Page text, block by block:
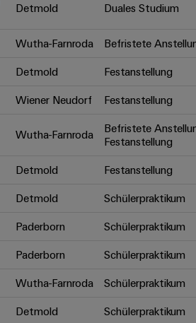
Detmold Duales Studium
Wutha-Farnroda Befristete
Detmold Festanstellung
Wiener Neudorf Festanstellung
Wutha-Farnroda
Befristete
Festanstellung
Detmold Festanstellung
Detmold Schülerpraktikum
Paderborn Schülerpraktikum
Paderborn Schülerpraktikum
Wutha-Farnroda Schülerpraktikum
Detmold Schülerpraktikum